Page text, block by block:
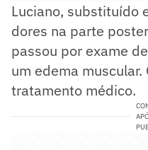
Luciano, substituído
dores na parte
passou por exame
um edema
tratamento médico.